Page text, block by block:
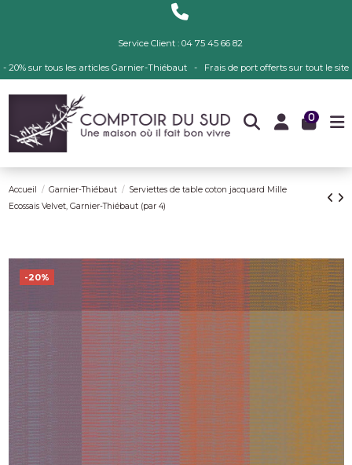
Service Client : 04 75 45 66 82
- 20% sur tous les articles Garnier-Thiébaut - Frais de port offerts sur tout le site
0
Accueil Garnier-Thiébaut
Serviettes de table coton jacquard Mille
Ecossais Velvet, Garnier-Thiébaut (par 4)
-20%